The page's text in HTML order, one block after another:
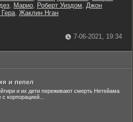
, Марио, Роберт Уиздом, Джон
Гера, Жаклин Нган
7-06-2021, 19:34
и пепел
и их дети переживают смерть Нетейама
корпорацией...